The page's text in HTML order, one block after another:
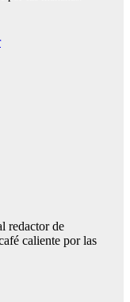
redactor de
caliente por las